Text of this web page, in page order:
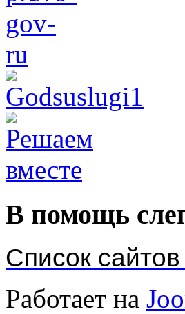
В помощь
Список
Работает на